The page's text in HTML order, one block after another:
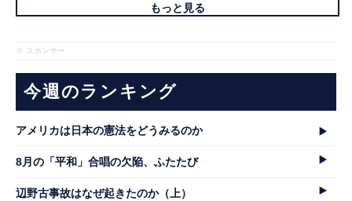
もっと見る
※ スポンサー
今週のランキング
アメリカは日本の憲法をどうみるのか
8月の「平和」合唱の欠陥、ふたたび
辺野古事故はなぜ起きたのか（上）